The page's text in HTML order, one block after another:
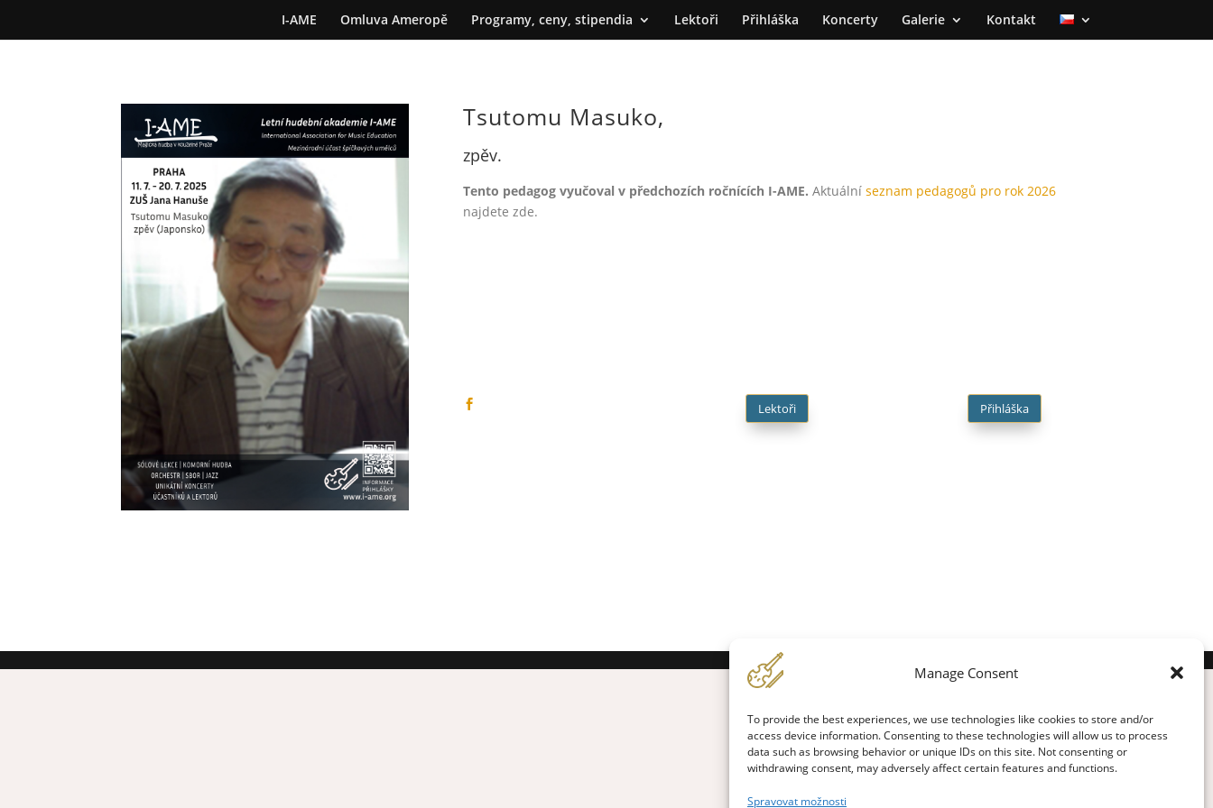
Manage Consent
To provide the best experiences, we use technologies like cookies to store and/or
access device information. Consenting to these technologies will allow us to process
data such as browsing behavior or unique IDs on this site. Not consenting or
withdrawing consent, may adversely affect certain features and functions.
Spravovat možnosti
I-AME Omluva Ameropě Programy, ceny, stipendia Lektoři Přihláška Koncerty Galerie Kontakt
Tsutomu Masuko,
zpěv.
Tento pedagog vyučoval v předchozích ročnících I-AME. Aktuální seznam pedagogů pro rok 2026
najdete zde.
 Lektoři Přihláška